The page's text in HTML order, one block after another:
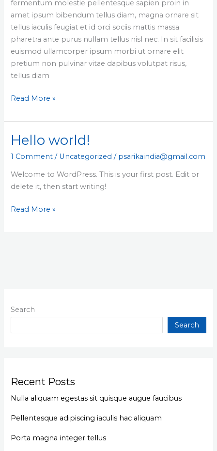
fermentum molestie pellentesque sapien proin in
amet ipsum bibendum tellus diam, magna ornare sit
tellus iaculis feugiat et id orci sociis mattis massa
pharetra ante purus nullam tellus nisl nec. In sit facilisis
euismod ullamcorper ipsum morbi ut ornare elit
pretium non pulvinar vitae dapibus volutpat risus,
tellus diam
Read More »
Hello world!
1 Comment / Uncategorized / psarikaindia@gmail.com
Welcome to WordPress. This is your first post. Edit or
delete it, then start writing!
Hello
Read More »
Search
Search
Recent Posts
Nulla aliquam egestas sit quisque augue faucibus
Pellentesque adipiscing iaculis hac aliquam
Porta magna integer tellus